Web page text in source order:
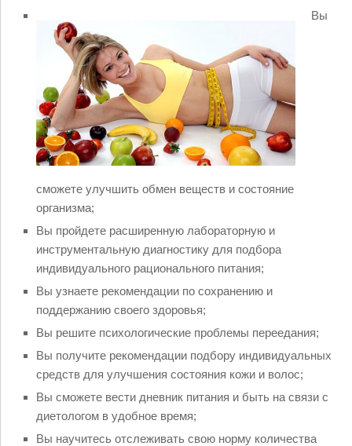
Вы
сможете улучшить обмен веществ и состояние
организма;
Вы пройдете расширенную лабораторную и
инструментальную диагностику для подбора
индивидуального рационального питания;
Вы узнаете рекомендации по сохранению и
поддержанию своего здоровья;
Вы решите психологические проблемы переедания;
Вы получите рекомендации подбору индивидуальных
средств для улучшения состояния кожи и волос;
Вы сможете вести дневник питания и быть на связи с
диетологом в удобное время;
Вы научитесь отслеживать свою норму количества